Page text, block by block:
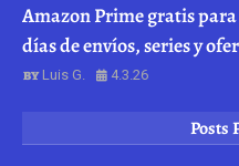
Amazon Prime gratis
días de envíos, series y
Luis G. 4.3.26
Posts